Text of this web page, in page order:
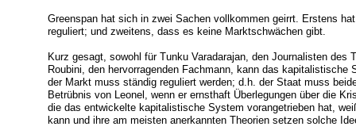
Greenspan hat sich in zwei Sachen vollkommen geirrt. Erstens
reguliert; und zweitens, dass es keine Marktschwächen gibt.
Kurz gesagt, sowohl für Tunku Varadarajan, den Journalisten des
Roubini, den hervorragenden Fachmann, kann das
der Markt muss ständig reguliert werden; d.h. der Staat muss
Betrübnis von Leonel, wenn er ernsthaft Überlegungen über die
die das entwickelte kapitalistische System vorangetrieben hat,
kann und ihre am meisten anerkannten Theorien setzen solche